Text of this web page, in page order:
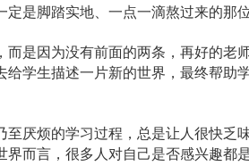
是脚踏实地、一点一滴熬过来的那位
因为没有前面的两条，再好的老
学生描述一片新的世界，最终帮助
烦的学习过程，总是让人很快乏
而言，很多人对自己是否感兴趣都是